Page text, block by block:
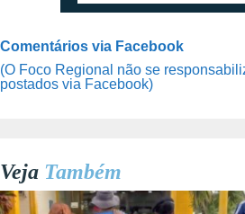
Comentários via Facebook
(O Foco Regional não se
postados via Facebook)
Veja Também